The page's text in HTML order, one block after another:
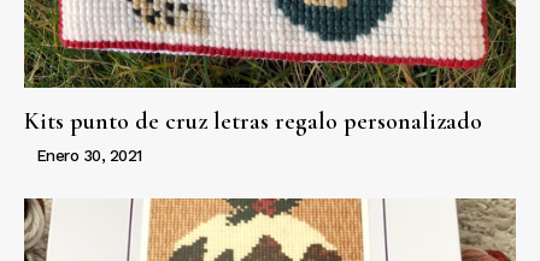
Kits punto de cruz letras regalo personalizado
Enero 30, 2021